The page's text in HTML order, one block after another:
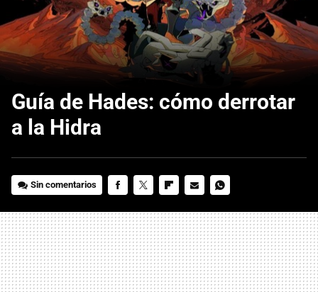
Guía de Hades: cómo derrotar
a la Hidra
Sin comentarios
MAIL